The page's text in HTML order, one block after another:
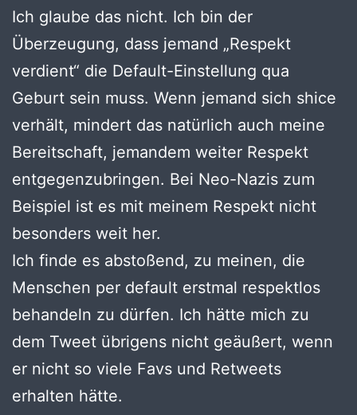
Ich glaube das nicht. Ich bin der
Überzeugung, dass jemand „Respekt
verdient“ die Default-Einstellung qua
Geburt sein muss. Wenn jemand sich shice
verhält, mindert das natürlich auch meine
Bereitschaft, jemandem weiter Respekt
entgegenzubringen. Bei Neo-Nazis zum
Beispiel ist es mit meinem Respekt nicht
besonders weit her.
Ich finde es abstoßend, zu meinen, die
Menschen per default erstmal respektlos
behandeln zu dürfen. Ich hätte mich zu
dem Tweet übrigens nicht geäußert, wenn
er nicht so viele Favs und Retweets
erhalten hätte.